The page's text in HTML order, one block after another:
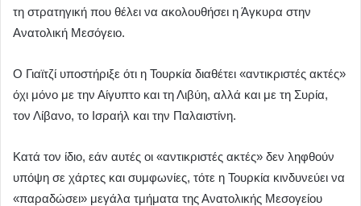
τη στρατηγική που θέλει να ακολουθήσει η Άγκυρα στην
Ανατολική Μεσόγειο.
Ο Γιαϊτζί υποστήριξε ότι η Τουρκία διαθέτει «αντικριστές ακτές»
όχι μόνο με την Αίγυπτο και τη Λιβύη, αλλά και με τη Συρία,
τον Λίβανο, το Ισραήλ και την Παλαιστίνη.
Κατά τον ίδιο, εάν αυτές οι «αντικριστές ακτές» δεν ληφθούν
υπόψη σε χάρτες και συμφωνίες, τότε η Τουρκία κινδυνεύει να
«παραδώσει» μεγάλα τμήματα της Ανατολικής Μεσογείου